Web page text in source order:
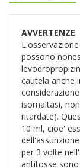
AVVERTENZE
possono
cautela anche
isomaltasi,
ritardate).
10 ml, cioe'
per 3 volte
antitosse